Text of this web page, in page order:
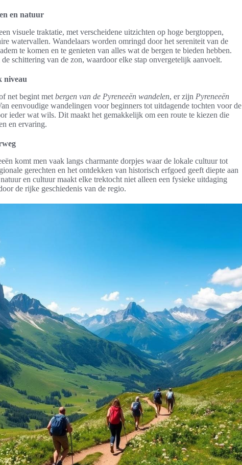
en natuur
visuele traktatie, met verscheidene uitzichten op hoge bergtoppen,
watervallen. Wandelaars worden omringd door het sereniteit van de
te komen en te genieten van alles wat de bergen te bieden hebben.
schittering van de zon, waardoor elke stap onvergetelijk aanvoelt.
niveau
net begint met bergen van de Pyreneeën wandelen, er zijn Pyreneeën
eenvoudige wandelingen voor beginners tot uitdagende tochten voor de
ieder wat wils. Dit maakt het gemakkelijk om een route te kiezen die
en ervaring.
komt men vaak langs charmante dorpjes waar de lokale cultuur tot
gerechten en het ontdekken van historisch erfgoed geeft diepte aan
en cultuur maakt elke trektocht niet alleen een fysieke uitdaging
de rijke geschiedenis van de regio.